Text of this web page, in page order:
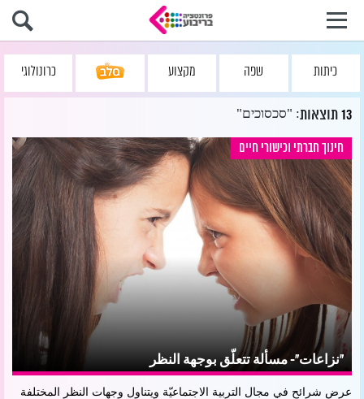
כיתות שפה מקצוע כרונולוגי
13תוצאות: "סכסוכים"
חינוך חברתי וכישורי חיים
"نزاعات"- مسألة تتعلّق بوجهة النظر
عرض شرائح في مجال التربية الاجتماعيّة ويتناول وجهات النظر المختلفة